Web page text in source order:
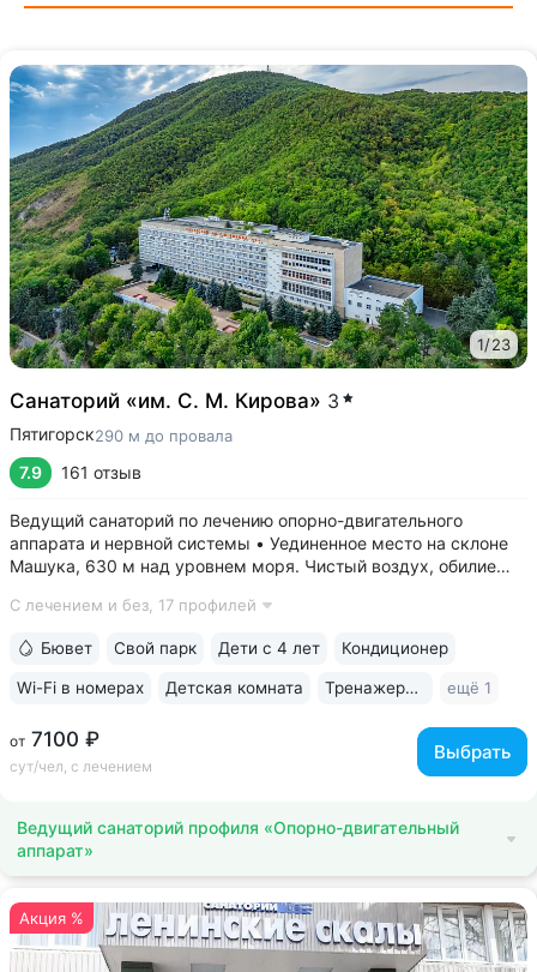
1/23
Санаторий «им. С. М. Кирова» 3
Пятигорск290 м до провала
7.9 161 отзыв
Ведущий санаторий по лечению опорно-двигательного
аппарата и нервной системы • Уединенное место на склоне
Машука, 630 м над уровнем моря. Чистый воздух, обилие
«Бесстыжие ванны», бювета источника № 24. Прямой выход
С лечением и без, 17 профилей
от 7100 ₽
сут/чел, с лечением
Выбрать
Бювет Свой парк Дети с 4 лет Кондиционер
Wi-Fi в номерах Детская комната Тренажерный зал ещё 1
Ведущий санаторий профиля «Опорно-двигательный
аппарат»
Акция %